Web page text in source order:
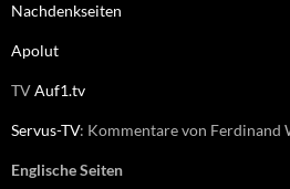
Nachdenkseiten
Apolut
TVAuf1.tv
Servus-TV: Kommentare von Ferdinand
Englische Seiten